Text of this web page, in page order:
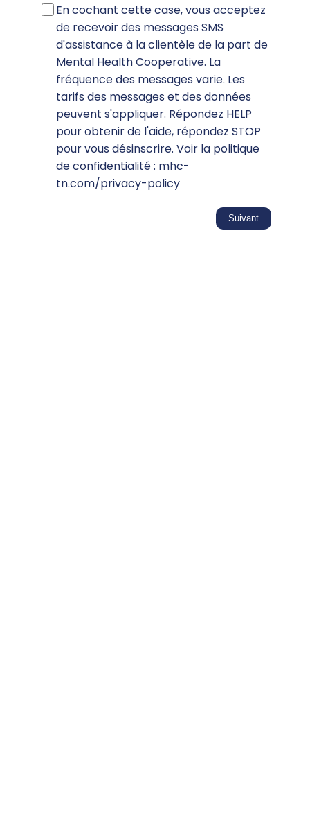
Consentement
En cochant cette case, vous acceptez
de recevoir des messages SMS
d'assistance à la clientèle de la part de
Mental Health Cooperative. La
fréquence des messages varie. Les
tarifs des messages et des données
peuvent s'appliquer. Répondez HELP
pour obtenir de l'aide, répondez STOP
pour vous désinscrire. Voir la politique
de confidentialité : mhc-
tn.com/privacy-policy